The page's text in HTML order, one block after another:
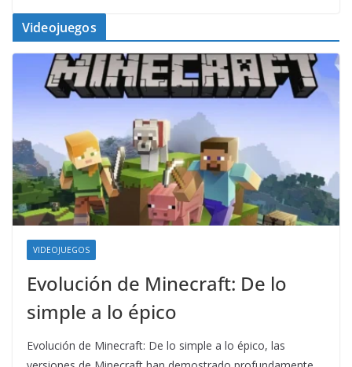
Videojuegos
VIDEOJUEGOS
Evolución de Minecraft: De lo
simple a lo épico
Evolución de Minecraft: De lo simple a lo épico, las